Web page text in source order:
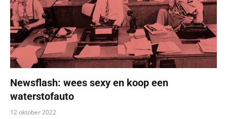
Newsflash: wees sexy en koop een
waterstofauto
12 oktober 2022